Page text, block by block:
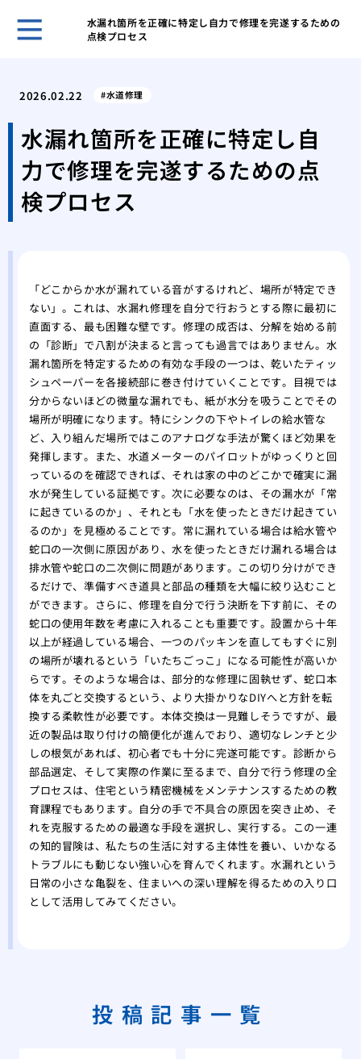
水漏れ箇所を正確に特定し自力で修理を完遂するための
点検プロセス
私
と
ト
漏
2026.02.22 水道修理
水漏れ箇所を正確に特定し自
力で修理を完遂するための点
検プロセス
「どこからか水が漏れている音がするけれど、場所が特定でき
ない」。これは、水漏れ修理を自分で行おうとする際に最初に
直面する、最も困難な壁です。修理の成否は、分解を始める前
の「診断」で八割が決まると言っても過言ではありません。水
漏れ箇所を特定するための有効な手段の一つは、乾いたティッ
シュペーパーを各接続部に巻き付けていくことです。目視では
分からないほどの微量な漏れでも、紙が水分を吸うことでその
場所が明確になります。特にシンクの下やトイレの給水管な
ど、入り組んだ場所ではこのアナログな手法が驚くほど効果を
発揮します。また、水道メーターのパイロットがゆっくりと回
っているのを確認できれば、それは家の中のどこかで確実に漏
水が発生している証拠です。次に必要なのは、その漏水が「常
に起きているのか」、それとも「水を使ったときだけ起きてい
るのか」を見極めることです。常に漏れている場合は給水管や
蛇口の一次側に原因があり、水を使ったときだけ漏れる場合は
排水管や蛇口の二次側に問題があります。この切り分けができ
るだけで、準備すべき道具と部品の種類を大幅に絞り込むこと
ができます。さらに、修理を自分で行う決断を下す前に、その
蛇口の使用年数を考慮に入れることも重要です。設置から十年
以上が経過している場合、一つのパッキンを直してもすぐに別
の場所が壊れるという「いたちごっこ」になる可能性が高いか
らです。そのような場合は、部分的な修理に固執せず、蛇口本
体を丸ごと交換するという、より大掛かりなDIYへと方針を転
換する柔軟性が必要です。本体交換は一見難しそうですが、最
近の製品は取り付けの簡便化が進んでおり、適切なレンチと少
しの根気があれば、初心者でも十分に完遂可能です。診断から
部品選定、そして実際の作業に至るまで、自分で行う修理の全
プロセスは、住宅という精密機械をメンテナンスするための教
育課程でもあります。自分の手で不具合の原因を突き止め、そ
れを克服するための最適な手段を選択し、実行する。この一連
の知的冒険は、私たちの生活に対する主体性を養い、いかなる
トラブルにも動じない強い心を育んでくれます。水漏れという
日常の小さな亀裂を、住まいへの深い理解を得るための入り口
として活用してみてください。
投稿記事一覧